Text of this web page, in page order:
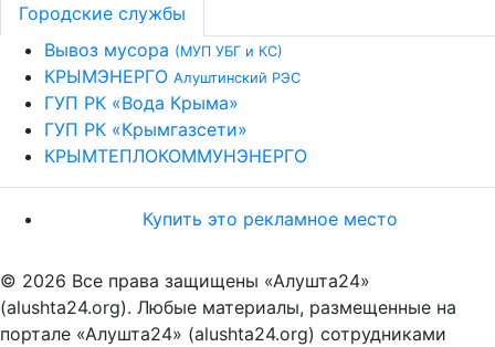
Городские службы
Вывоз мусора (МУП УБГ и КС)
КРЫМЭНЕРГО Алуштинский РЭС
ГУП РК «Вода Крыма»
ГУП РК «Крымгазсети»
КРЫМТЕПЛОКОММУНЭНЕРГО
Купить это рекламное место
© 2026 Все права защищены «Алушта24»
(alushta24.org). Любые материалы, размещенные на
портале «Алушта24» (alushta24.org) сотрудниками